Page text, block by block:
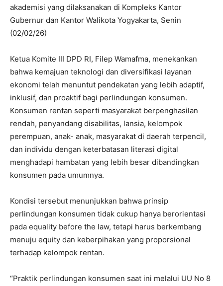
akademisi yang dilaksanakan di Kompleks Kantor
Gubernur dan Kantor Walikota Yogyakarta, Senin
(02/02/26)
Ketua Komite III DPD RI, Filep Wamafma, menekankan
bahwa kemajuan teknologi dan diversifikasi layanan
ekonomi telah menuntut pendekatan yang lebih adaptif,
inklusif, dan proaktif bagi perlindungan konsumen.
Konsumen rentan seperti masyarakat berpenghasilan
rendah, penyandang disabilitas, lansia, kelompok
perempuan, anak- anak, masyarakat di daerah terpencil,
dan individu dengan keterbatasan literasi digital
menghadapi hambatan yang lebih besar dibandingkan
konsumen pada umumnya.
Kondisi tersebut menunjukkan bahwa prinsip
perlindungan konsumen tidak cukup hanya berorientasi
pada equality before the law, tetapi harus berkembang
menuju equity dan keberpihakan yang proporsional
terhadap kelompok rentan.
“Praktik perlindungan konsumen saat ini melalui UU No 8